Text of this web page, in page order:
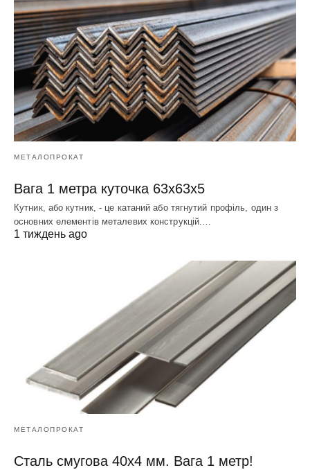
МЕТАЛОПРОКАТ
Вага 1 метра куточка 63х63х5
Кутник, або кутник, - це катаний або тягнутий профіль, один з
основних елементів металевих конструкцій.…
1 тиждень ago
МЕТАЛОПРОКАТ
Сталь смугова 40х4 мм. Вага 1 метр!